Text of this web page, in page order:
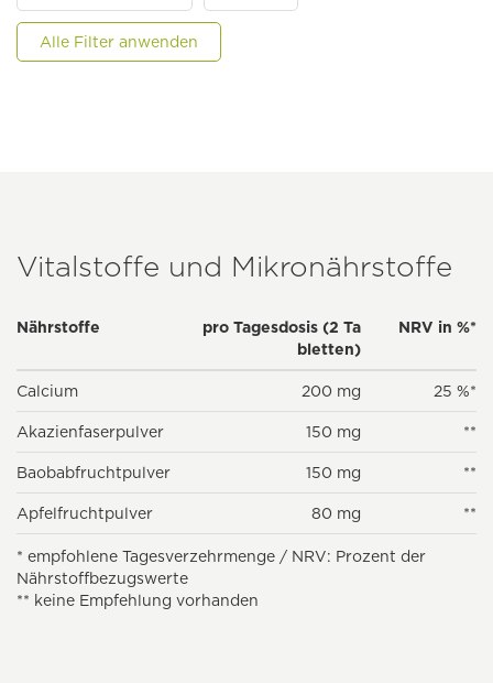
Alle Filter anwenden
Vitalstoffe und Mikronährstoffe
Nährstoffe
pro Tagesdosis (2 Ta
bletten)
NRV in %*
Calcium 200 mg 25 %*
Akazienfaserpulver 150 mg **
Baobabfruchtpulver 150 mg **
Apfelfruchtpulver 80 mg **
* empfohlene Tagesverzehrmenge / NRV: Prozent der
Nährstoffbezugswerte
** keine Empfehlung vorhanden